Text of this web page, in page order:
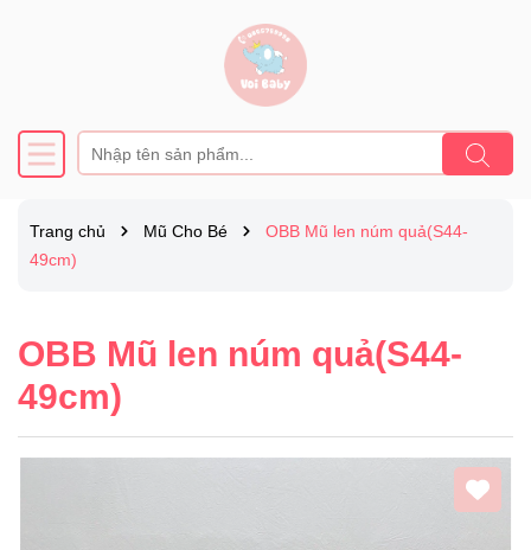
Trang chủ Mũ Cho Bé
OBB Mũ len núm quả(S44-
49cm)
OBB Mũ len núm quả(S44-
49cm)